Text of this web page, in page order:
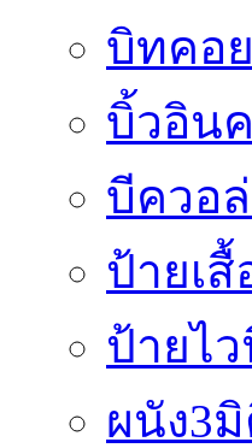
บิทคอ
บิ้วอิน
บีควอ
ป้ายเสื้
ป้ายไ
ผนัง3